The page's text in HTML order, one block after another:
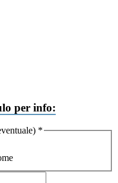
per info:
*